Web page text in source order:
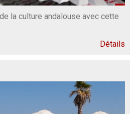
la culture andalouse avec cette
Détails